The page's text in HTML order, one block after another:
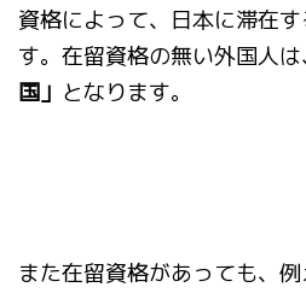
資格によって、日本に滞在
す。在留資格の無い外国人
国」 となります。
また在留資格があっても、